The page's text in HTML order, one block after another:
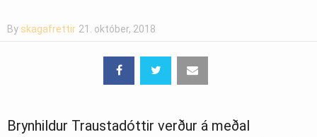
By skagafrettir 21. október, 2018
Brynhildur Traustadóttir verður á meðal